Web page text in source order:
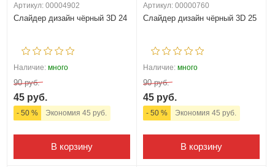
Артикул: 00004902
Слайдер дизайн чёрный 3D 24
Наличие: много
90 руб.
45 руб.
- 50 % Экономия 45 руб.
В корзину
Артикул: 00000760
Слайдер дизайн чёрный 3D 25
Наличие: много
90 руб.
45 руб.
- 50 % Экономия 45 руб.
В корзину